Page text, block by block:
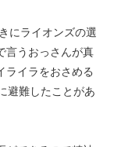
にライオンズの選
言うおっさんが真
ライラをおさめる
避難したことがあ